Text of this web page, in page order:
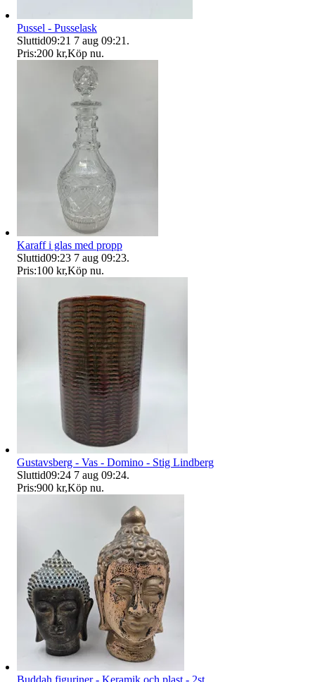
Pussel - Pusselask
Sluttid09:21 7 aug 09:21 .
Pris:200 kr,Köp nu.
Karaff i glas med propp
Sluttid09:23 7 aug 09:23.
Pris:100 kr,Köp nu.
Gustavsberg - Vas - Domino - Stig Lindberg
Sluttid09:24 7 aug 09:24.
Pris:900 kr,Köp nu.
Buddah figuriner - Keramik och plast - 2st